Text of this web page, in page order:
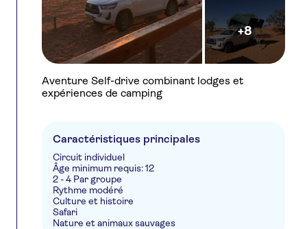
Aventure Self-drive combinant lodges et
expériences de camping
+8
Caractéristiques principales
Circuit individuel
Âge minimum requis: 12
2 - 4 Par groupe
Rythme modéré
Culture et histoire
Safari
Nature et animaux sauvages